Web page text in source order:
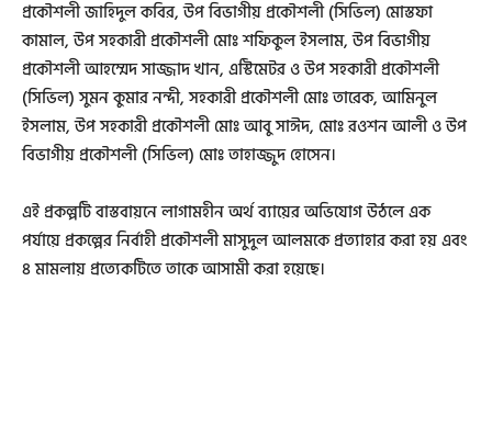
প্রকৌশলী জাহিদুল কবির, উপ বিভাগীয় প্রকৌশলী (সিভিল) মোস্তফা
কামাল, উপ সহকারী প্রকৌশলী মোঃ শফিকুল ইসলাম, উপ বিভাগীয়
প্রকৌশলী আহম্মেদ সাজ্জাদ খান, এস্টিমেটর ও উপ সহকারী প্রকৌশলী
(সিভিল) সুমন কুমার নন্দী, সহকারী প্রকৌশলী মোঃ তারেক, আমিনুল
ইসলাম, উপ সহকারী প্রকৌশলী মোঃ আবু সাঈদ, মোঃ রওশন আলী ও উপ
বিভাগীয় প্রকৌশলী (সিভিল) মোঃ তাহাজ্জুদ হোসেন।
এই প্রকল্পটি বাস্তবায়নে লাগামহীন অর্থ ব্যায়ের অভিযোগ উঠলে এক
পর্যায়ে প্রকল্পের নির্বাহী প্রকৌশলী মাসুদুল আলমকে প্রত্যাহার করা হয় এবং
৪ মামলায় প্রত্যেকটিতে তাকে আসামী করা হয়েছে।